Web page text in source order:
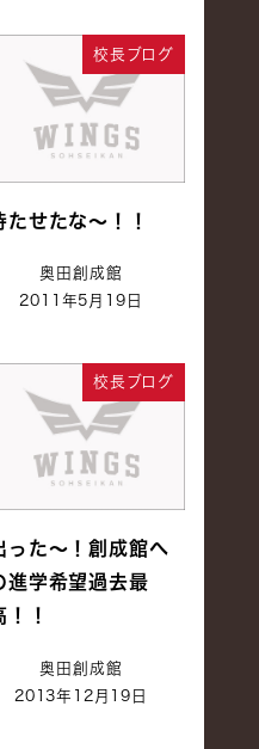
校長ブログ
たせたな～！！
奥田創成館
2011年5月19日
校長ブログ
った～！創成館へ
進学希望過去最
！！
奥田創成館
2013年12月19日